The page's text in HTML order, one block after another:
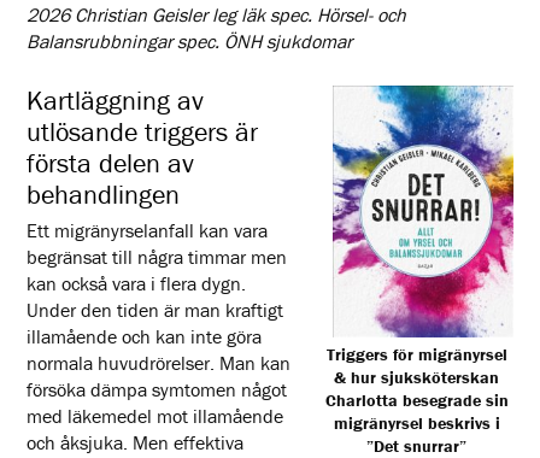
2026 Christian Geisler leg läk spec. Hörsel- och
Balansrubbningar spec. ÖNH sjukdomar
Triggers för migränyrsel
& hur sjuksköterskan
Charlotta besegrade sin
migränyrsel beskrivs i
”Det snurrar”
Kartläggning av
utlösande triggers är
första delen av
behandlingen
Ett migränyrselanfall kan vara
begränsat till några timmar men
kan också vara i flera dygn.
Under den tiden är man kraftigt
illamående och kan inte göra
normala huvudrörelser. Man kan
försöka dämpa symtomen något
med läkemedel mot illamående
och åksjuka. Men effektiva